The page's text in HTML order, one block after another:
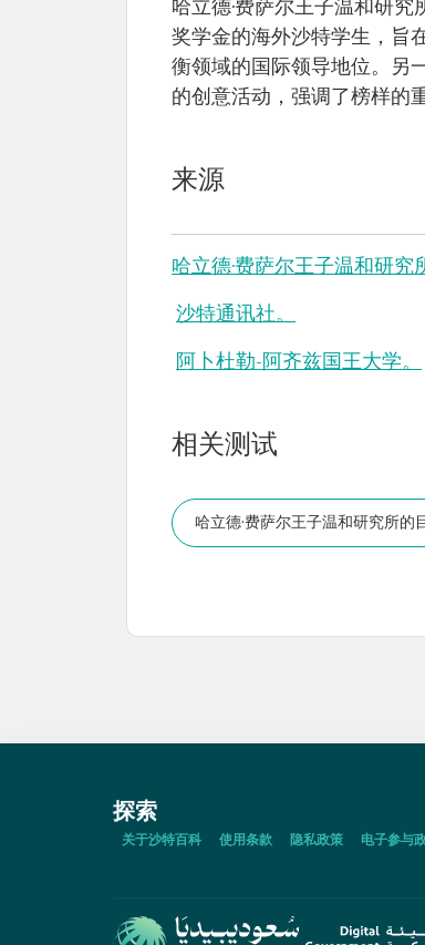
哈立德·费萨尔王子温和研
奖学金的海外沙特学生，旨
衡领域的国际领导地位。另
的创意活动，强调了榜样的
来源
哈立德·费萨尔王子温和研究
沙特通讯社。
阿卜杜勒-阿齐兹国王大学。
相关测试
哈立德·费萨尔王子温和研究所的
探索
关于沙特百科 使用条款 隐私政策 电子参与